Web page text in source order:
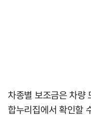
차종별 보조금은 차량
합누리집에서 확인할